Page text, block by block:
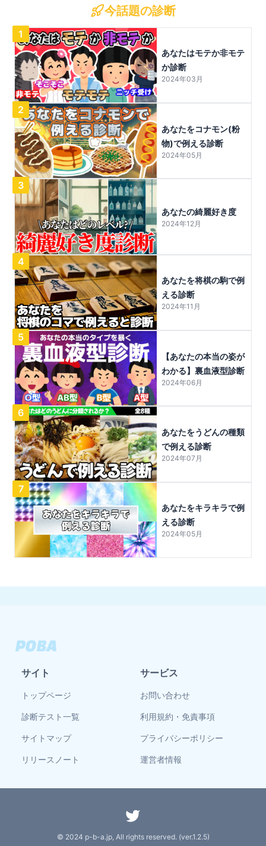
今話題の診断
1
あなたはモテか非モテ
か診断
2024年03月
2
あなたをコナモン(粉
物)で例える診断
2024年05月
3
あなたの綺麗好き度
2024年12月
4
あなたを将棋の駒で例
える診断
2024年11月
5
【あなたの本当の姿が
わかる】裏血液型診断
2024年06月
6
あなたをうどんの種類
で例える診断
2024年07月
7
あなたをキラキラで例
える診断
2024年05月
サイト
トップページ
診断テスト一覧
サイトマップ
リリースノート
サービス
お問い合わせ
利用規約・免責事項
プライバシーポリシー
運営者情報
© 2024 p-b-a.jp, All rights reserved. (ver.1.2.5)